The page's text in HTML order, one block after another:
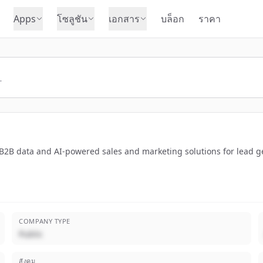
Apps โซลูชัน เอกสาร บล็อก ราคา
data and AI-powered sales and marketing solutions for lead
COMPANY TYPE
Public
สังคม